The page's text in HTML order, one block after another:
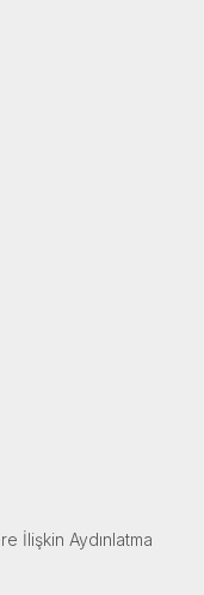
İlişkin Aydınlatma